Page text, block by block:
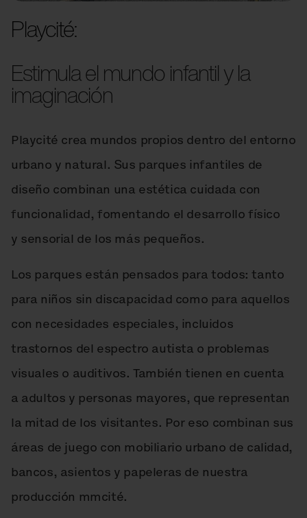
Playcité:
Estimula el mundo infantil y la
imaginación
Playcité crea mundos propios dentro del entorno
urbano y natural. Sus parques infantiles de
diseño combinan una estética cuidada con
funcionalidad, fomentando el desarrollo físico
y sensorial de los más pequeños.
Los parques están pensados para todos: tanto
para niños sin discapacidad como para aquellos
con necesidades especiales, incluidos
trastornos del espectro autista o problemas
visuales o auditivos. También tienen en cuenta
a adultos y personas mayores, que representan
la mitad de los visitantes. Por eso combinan sus
áreas de juego con mobiliario urbano de calidad,
bancos, asientos y papeleras de nuestra
producción mmcité.